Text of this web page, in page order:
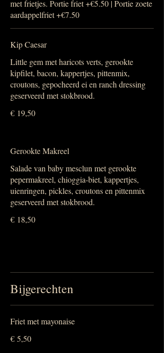
met frietjes. Portie friet +€5.50 | Portie zoete
Kip Caesar
Little gem met haricots verts, gerookte
kipfilet, bacon, kappertjes, pittenmix,
croutons, gepocheerd ei en ranch dressing
geserveerd met stokbrood.
€ 19,50
Gerookte Makreel
Salade van baby mesclun met gerookte
pepermakreel, chioggia-biet, kappertjes,
uienringen, pickles, croutons en pittenmix
geserveerd met stokbrood.
€ 18,50
Bijgerechten
Friet met mayonaise
€ 5,50